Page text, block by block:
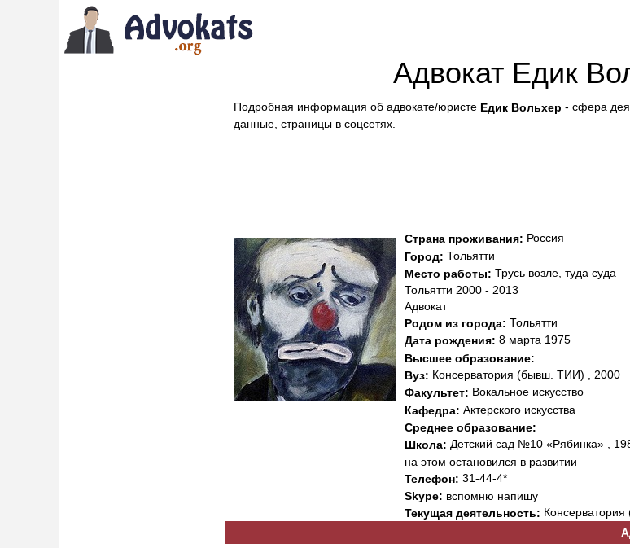
Адвокат Едик
Подробная информация об адвокате/юристе Едик Вольхер - сфера
данные, страницы в соцсетях.
Страна проживания: Россия
Город: Тольятти
Место работы: Трусь возле, туда суда
Тольятти 2000 - 2013
Адвокат
Родом из города: Тольятти
Дата рождения: 8 марта 1975
Высшее образование:
Вуз: Консерватория (бывш. ТИИ) , 2000
Факультет: Вокальное искусство
Кафедра: Актерского искусства
Среднее образование:
Школа: Детский сад №10 «Рябинка» ,
на этом остановился в развитии
Телефон: 31-44-4*
Skype: вспомню напишу
Текущая деятельность: